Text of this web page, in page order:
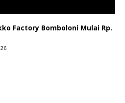
Factory Bomboloni Mulai Rp.